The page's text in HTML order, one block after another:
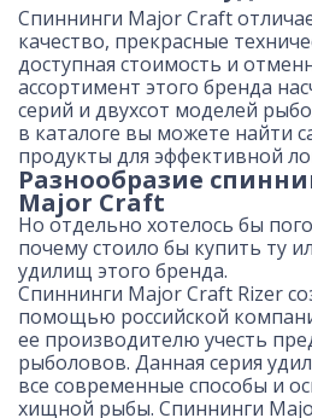
Спиннинги Major Craft
качество, прекрасные
доступная стоимость и
ассортимент этого бренда
серий и двухсот моделей
в каталоге вы можете найти
продукты для эффективной
Разнообразие
Major Craft
Но отдельно хотелось бы
почему стоило бы купить ту
удилищ этого бренда.
Спиннинги Major Craft Rizer
помощью российской
ее производителю учесть
рыболовов. Данная серия
все современные способы и
хищной рыбы. Спиннинги